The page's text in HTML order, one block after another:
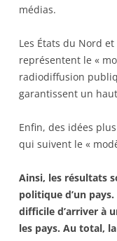
médias.
Les États du Nord
représentent le «
radiodiffusion
garantissent un
Enfin, des idées
qui suivent le «
Ainsi, les résultats
politique d’un
difficile d’arriver à
les pays. Au total,